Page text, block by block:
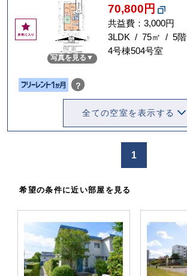
お
気
写真を見る
70,800円
共益費：3,000円
3LDK / 75㎡ / 5階
4号棟504号室
？
全ての空室を表示する
1
希望の条件に近い部屋を見る